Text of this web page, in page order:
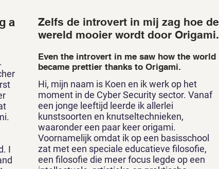
a
I
Zelfs de introvert in mij zag hoe de
wereld mooier wordt door Origami.
Even the introvert in me saw how the world
became prettier thanks to Origami.
Hi, mijn naam is Koen en ik werk op het
moment in de Cyber Security sector. Vanaf
een jonge leeftijd leerde ik allerlei
kunstsoorten en knutseltechnieken,
waaronder een paar keer origami.
Voornamelijk omdat ik op een basisschool
zat met een speciale educatieve filosofie,
een filosofie die meer focus legde op een